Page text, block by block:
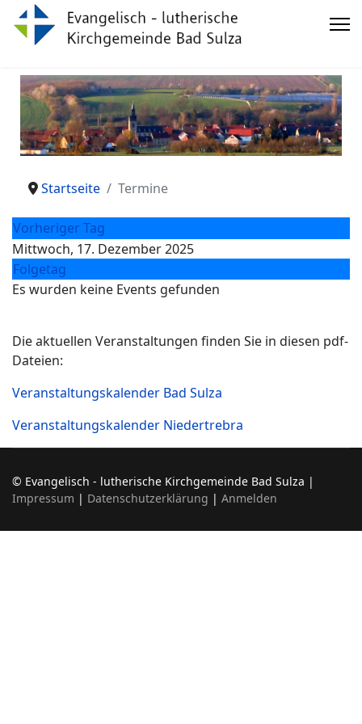
Startseite Termine
Vorheriger Tag
Mittwoch, 17. Dezember 2025
Folgetag
Es wurden keine Events gefunden
Die aktuellen Veranstaltungen finden Sie in diesen pdf-
Dateien:
Veranstaltungskalender Bad Sulza
Veranstaltungskalender Niedertrebra
© Evangelisch - lutherische Kirchgemeinde Bad Sulza |
Impressum | Datenschutzerklärung | Anmelden